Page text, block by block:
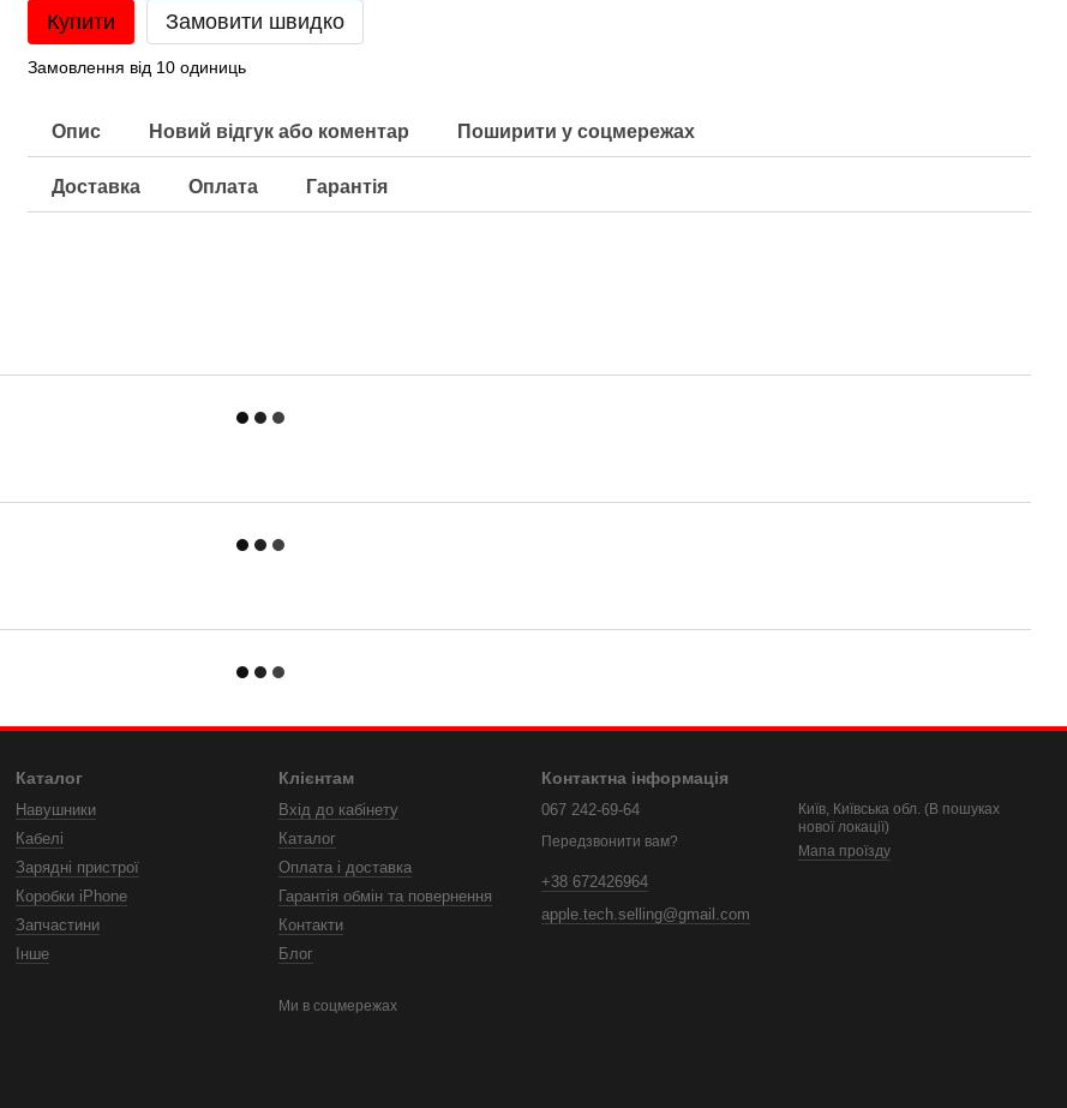
Купити Замовити швидко
Замовлення від 10 одиниць
Опис Новий відгук або коментар Поширити у соцмережах
Доставка Оплата Гарантія
Каталог
Навушники
Кабелі
Зарядні пристрої
Коробки iPhone
Запчастини
Інше
Клієнтам
Вхід до кабінету
Каталог
Оплата і доставка
Гарантія обмін та повернення
Контакти
Блог
Ми в соцмережах
Контактна інформація
067 242-69-64
Передзвонити вам?
+38 672426964
apple.tech.selling@gmail.com
Київ, Київська обл. (В пошуках
нової локації)
Мапа проїзду